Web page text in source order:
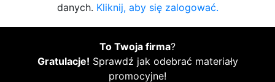
danych. Kliknij, aby się zalogować.
To Twoja firma?
Gratulacje! Sprawdź jak odebrać materiały
promocyjne!